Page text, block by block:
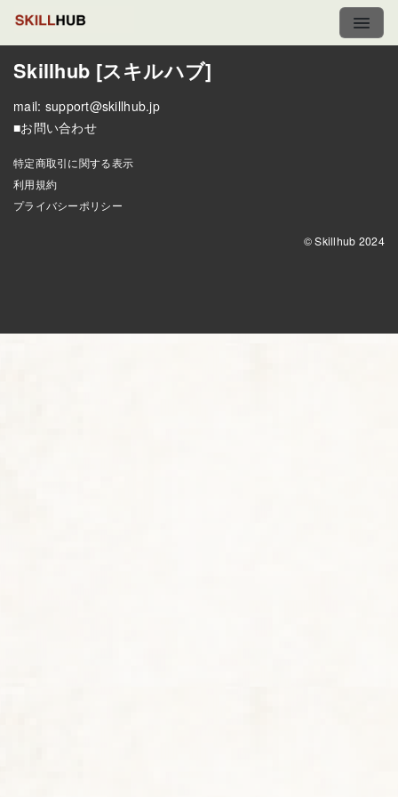
Skillhub [スキルハブ]
mail: support@skillhub.jp
■お問い合わせ
特定商取引に関する表示
利用規約
プライバシーポリシー
© Skillhub 2024